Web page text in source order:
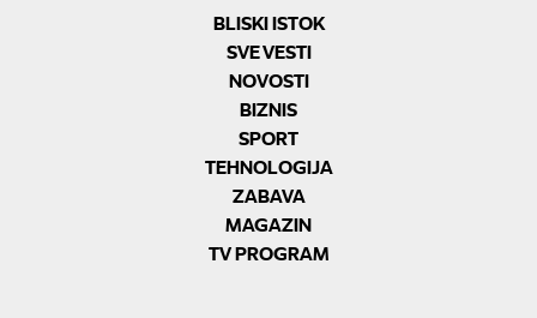
BLISKI ISTOK
SVE VESTI
NOVOSTI
BIZNIS
SPORT
TEHNOLOGIJA
ZABAVA
MAGAZIN
TV PROGRAM